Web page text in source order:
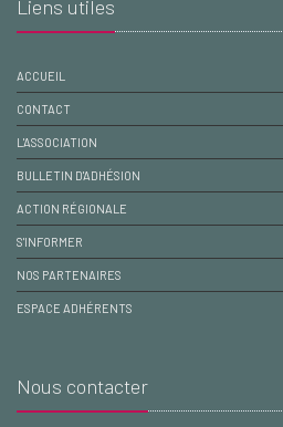
Liens utiles
ACCUEIL
CONTACT
L'ASSOCIATION
BULLETIN D'ADHÉSION
ACTION RÉGIONALE
S'INFORMER
NOS PARTENAIRES
ESPACE ADHÉRENTS
Nous contacter